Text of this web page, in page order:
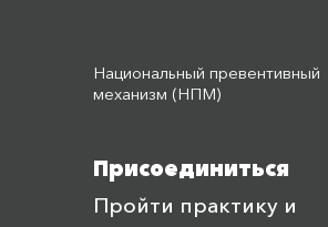
Национальный превентивный
механизм (НПМ)
Присоединиться
Пройти практику и